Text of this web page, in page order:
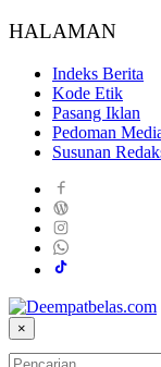
HALAMAN
Indeks Berita
Kode Etik
Pasang Iklan
Pedoman
Susunan
×